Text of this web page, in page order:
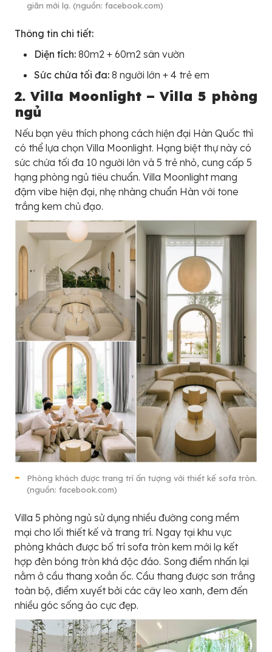
giãn mới lạ. (nguồn: facebook.com)
Thông tin chi tiết:
Diện tích: 80m2 + 60m2 sân vườn
Sức chứa tối đa: 8 người lớn + 4 trẻ em
2. Villa Moonlight – Villa 5 phòng
ngủ
Nếu bạn yêu thích phong cách hiện đại Hàn Quốc thì
có thể lựa chọn Villa Moonlight. Hạng biệt thự này có
sức chứa tối đa 10 người lớn và 5 trẻ nhỏ, cung cấp 5
hạng phòng ngủ tiêu chuẩn. Villa Moonlight mang
đậm vibe hiện đại, nhẹ nhàng chuẩn Hàn với tone
trắng kem chủ đạo.
Phòng khách được trang trí ấn tượng với thiết kế sofa tròn.
(nguồn: facebook.com)
Villa 5 phòng ngủ sử dụng nhiều đường cong mềm
mại cho lối thiết kế và trang trí. Ngay tại khu vực
phòng khách được bố trí sofa tròn kem mới lạ kết
hợp đèn bóng tròn khá độc đáo. Song điểm nhấn lại
nằm ở cầu thang xoắn ốc. Cầu thang được sơn trắng
toàn bộ, điểm xuyết bởi các cây leo xanh, đem đến
nhiều góc sống ảo cực đẹp.